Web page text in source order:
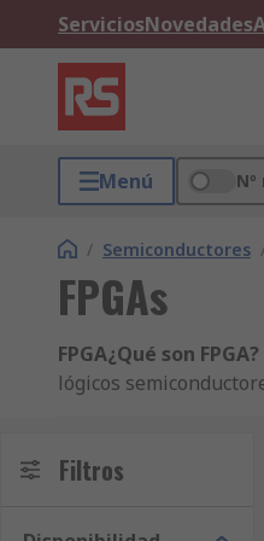
ServiciosNovedades
Menú
/ Semiconductores
FPGAs
FPGA¿Qué son FPGA?
lógicos
complejas y
cada bloque según
Filtros